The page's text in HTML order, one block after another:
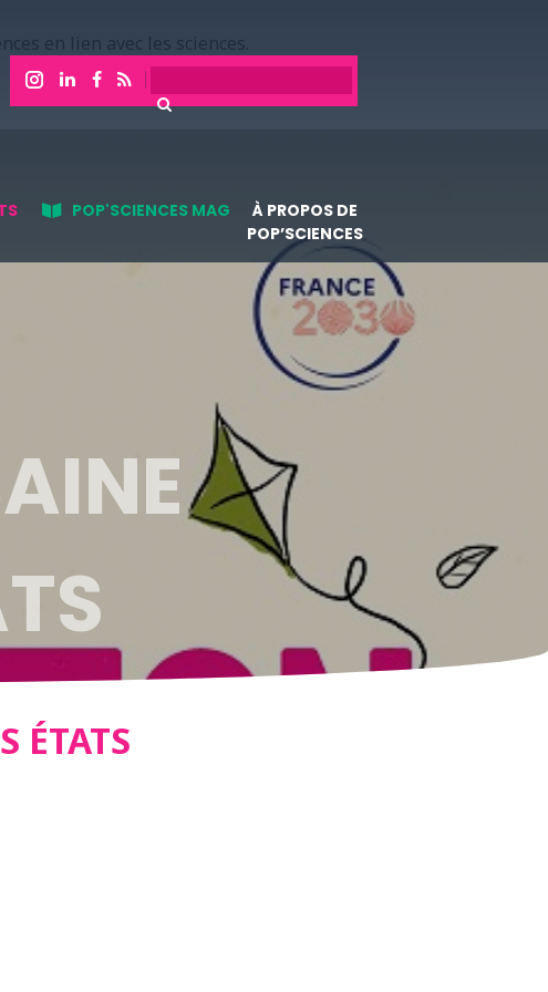
en lien avec les sciences.
POP'SCIENCES MAG
À PROPOS DE
POP’SCIENCES
ÉTATS